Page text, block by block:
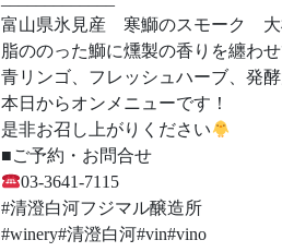
富山県氷見産 寒鰤のスモーク 大
脂ののった鰤に燻製の香りを纏わせ
青リンゴ、フレッシュハーブ、発
本日からオンメニューです！
是非お召し上がりください
■ご予約・お問合せ
03-3641-7115
#清澄白河フジマル醸造所
#winery#清澄白河#vin#vino